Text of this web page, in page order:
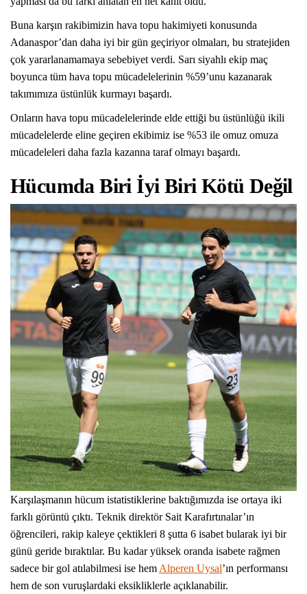
Buna karşın rakibimizin hava topu hakimiyeti konusunda
Adanaspor’dan daha iyi bir gün geçiriyor olmaları, bu stratejiden
çok yararlanamamaya sebebiyet verdi. Sarı siyahlı ekip maç
boyunca tüm hava topu mücadelelerinin %59’unu kazanarak
takımımıza üstünlük kurmayı başardı.
Onların hava topu mücadelelerinde elde ettiği bu üstünlüğü ikili
mücadelelerde eline geçiren ekibimiz ise %53 ile omuz omuza
mücadeleleri daha fazla kazanna taraf olmayı başardı.
Hücumda Biri İyi Biri Kötü Değil
Karşılaşmanın hücum istatistiklerine baktığımızda ise ortaya iki
farklı görüntü çıktı. Teknik direktör Sait Karafırtınalar’ın
öğrencileri, rakip kaleye çektikleri 8 şutta 6 isabet bularak iyi bir
günü geride bıraktılar. Bu kadar yüksek oranda isabete rağmen
sadece bir gol atılabilmesi ise hemAlperen Uysal’ın performansı
hem de son vuruşlardaki eksikliklerle açıklanabilir.